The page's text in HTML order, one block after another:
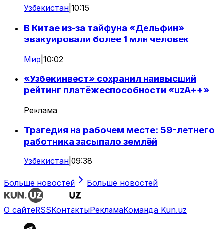
Узбекистан 10:15
В Китае из-за тайфуна «Дельфин»
эвакуировали более 1 млн человек
Мир 10:02
«Узбекинвест» сохранил наивысший
рейтинг платёжеспособности «uzA++»
Реклама
Трагедия на рабочем месте: 59-летнего
работника засыпало землёй
Узбекистан 09:38
Больше новостей Больше новостей
О сайтеRSSКонтактыРекламаКоманда Kun.uz